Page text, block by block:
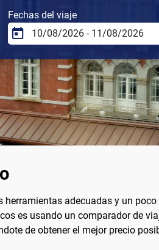
Fechas del viaje
herramientas adecuadas y un
es usando un comparador de
de obtener el mejor precio